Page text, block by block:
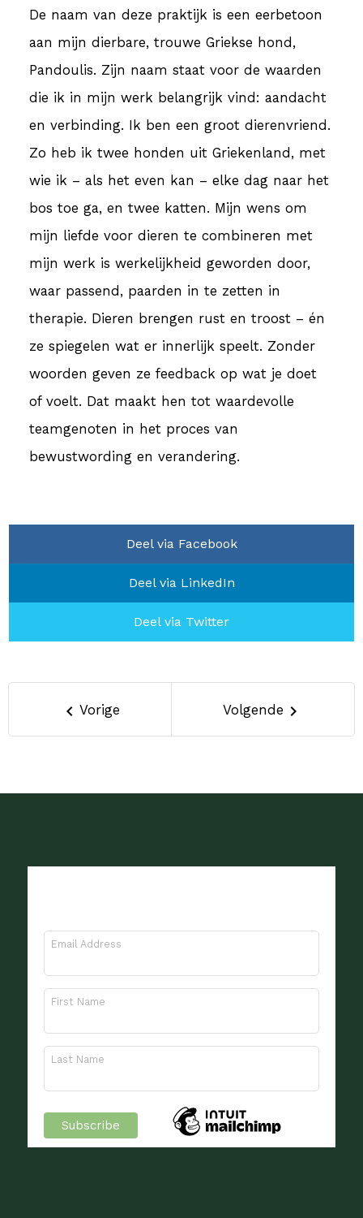
De naam van deze praktijk is een eerbetoon
aan mijn dierbare, trouwe Griekse hond,
Pandoulis. Zijn naam staat voor de waarden
die ik in mijn werk belangrijk vind: aandacht
en verbinding. Ik ben een groot dierenvriend.
Zo heb ik twee honden uit Griekenland, met
wie ik – als het even kan – elke dag naar het
bos toe ga, en twee katten. Mijn wens om
mijn liefde voor dieren te combineren met
mijn werk is werkelijkheid geworden door,
waar passend, paarden in te zetten in
therapie. Dieren brengen rust en troost – én
ze spiegelen wat er innerlijk speelt. Zonder
woorden geven ze feedback op wat je doet
of voelt. Dat maakt hen tot waardevolle
teamgenoten in het proces van
bewustwording en verandering.
Deel via Facebook
Deel via LinkedIn
Deel via Twitter
keyboard_arrow_leftVorige Volgende keyboard_arrow_right
Email Address
First Name
Last Name